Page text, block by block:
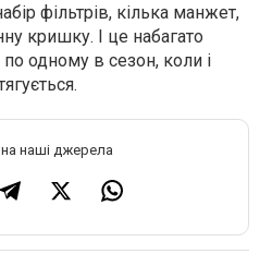
фільтрів, кілька манжет,
кришку. І це набагато
одному в сезон, коли і
на наші джерела